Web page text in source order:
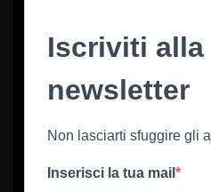
Iscriviti
newsletter
Non lasciarti sfuggire gli
Inserisci la tua mail